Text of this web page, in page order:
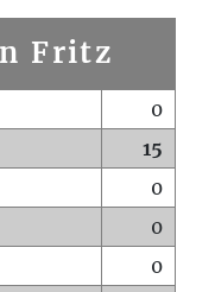
Fritz
0
15
0
0
0